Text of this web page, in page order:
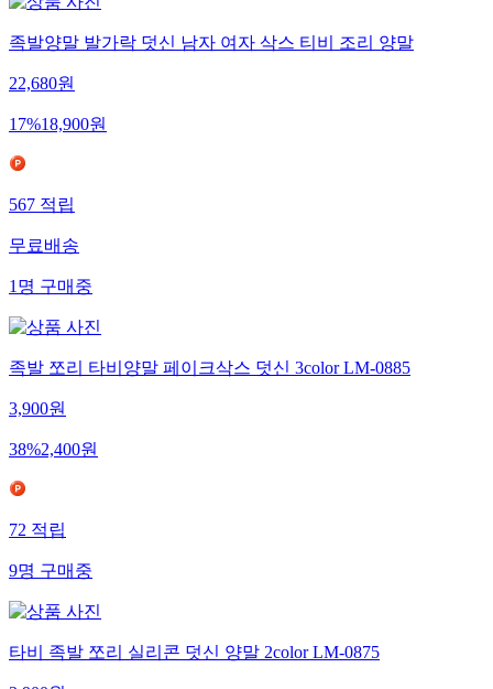
족발양말 발가락 덧신 남자 여자 삭스 티비 조리 양말
22,680원
17%18,900원
567적립
무료배송
1명구매중
족발 쪼리 타비양말 페이크삭스 덧신 3color LM-0885
3,900원
38%2,400원
72적립
9명구매중
타비 족발 쪼리 실리콘 덧신 양말 2color LM-0875